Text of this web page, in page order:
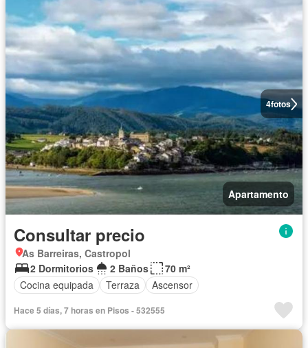
4fotos
Apartamento
Consultar precio
As Barreiras, Castropol
2 Dormitorios
2 Baños
70 m²
Cocina equipada
Terraza Ascensor
Hace 5 días, 7 horas en Pisos - 532555